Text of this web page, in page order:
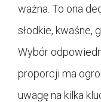
ważna. To ona
słodkie, kwaśne,
Wybór
proporcji ma
uwagę na kilka